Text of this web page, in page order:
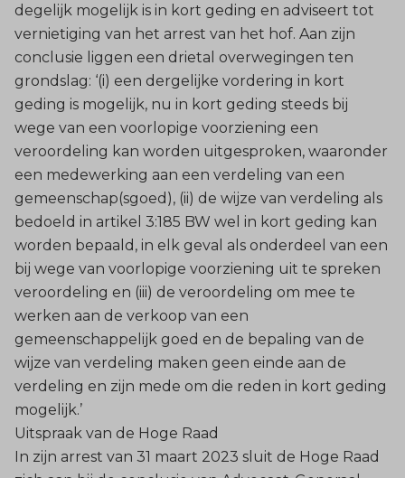
degelijk mogelijk is in kort geding en adviseert tot
vernietiging van het arrest van het hof. Aan zijn
conclusie liggen een drietal overwegingen ten
grondslag: ‘(i) een dergelijke vordering in kort
geding is mogelijk, nu in kort geding steeds bij
wege van een voorlopige voorziening een
veroordeling kan worden uitgesproken, waaronder
een medewerking aan een verdeling van een
gemeenschap(sgoed), (ii) de wijze van verdeling als
bedoeld in artikel 3:185 BW wel in kort geding kan
worden bepaald, in elk geval als onderdeel van een
bij wege van voorlopige voorziening uit te spreken
veroordeling en (iii) de veroordeling om mee te
werken aan de verkoop van een
gemeenschappelijk goed en de bepaling van de
wijze van verdeling maken geen einde aan de
verdeling en zijn mede om die reden in kort geding
mogelijk.’
Uitspraak van de Hoge Raad
In zijn arrest van 31 maart 2023 sluit de Hoge Raad